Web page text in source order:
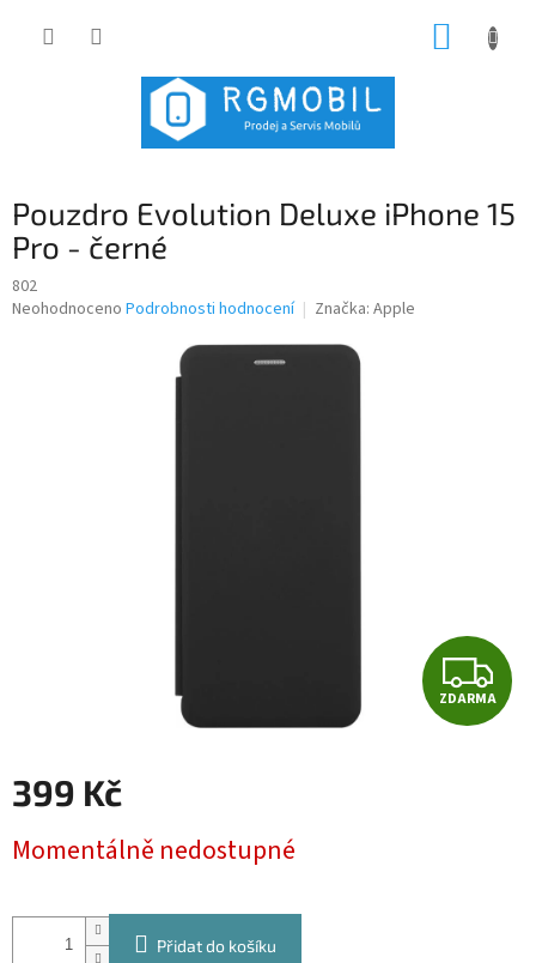
Pouzdro Evolution Deluxe iPhone 15
Pro - černé
802
Průměrné
Neohodnoceno Podrobnosti hodnocení Značka: Apple
Z
D
ZDARMA
399 Kč
cena:
Momentálně nedostupné
Přidat do košíku